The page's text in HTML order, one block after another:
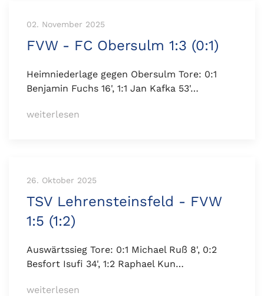
02. November 2025
FVW - FC Obersulm 1:3 (0:1)
Heimniederlage gegen Obersulm Tore: 0:1
Benjamin Fuchs 16', 1:1 Jan Kafka 53'…
weiterlesen
26. Oktober 2025
TSV Lehrensteinsfeld - FVW
1:5 (1:2)
Auswärtssieg Tore: 0:1 Michael Ruß 8', 0:2
Besfort Isufi 34', 1:2 Raphael Kun…
weiterlesen